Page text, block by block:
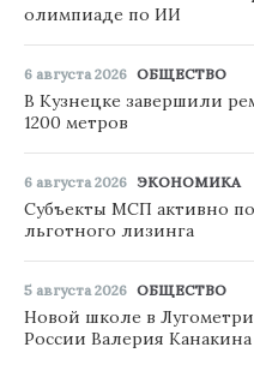
олимпиаде по ИИ
6 августа 2026 ОБЩЕСТВО
В Кузнецке завершили
1200 метров
6 августа 2026 ЭКОНОМИКА
Субъекты МСП активно
льготного лизинга
5 августа 2026 ОБЩЕСТВО
Новой школе в
России Валерия Канакина